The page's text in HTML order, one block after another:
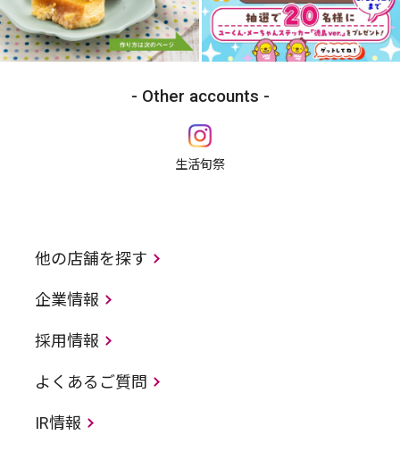
Other accounts
生活旬祭
他の店舗を探す
企業情報
採用情報
よくあるご質問
IR情報